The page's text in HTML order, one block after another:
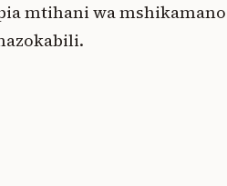
mtihani wa